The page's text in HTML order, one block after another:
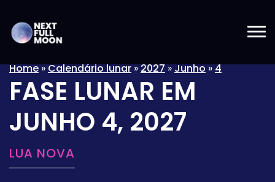
Home»Calendário lunar»2027»Junho»4
FASE LUNAR EM
JUNHO 4, 2027
LUA NOVA